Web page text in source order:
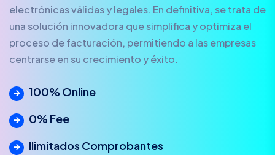
electrónicas válidas y legales. En definitiva, se trata de
una solución innovadora que simplifica y optimiza el
proceso de facturación, permitiendo a las empresas
centrarse en su crecimiento y éxito.
100% Online
0% Fee
Ilimitados Comprobantes